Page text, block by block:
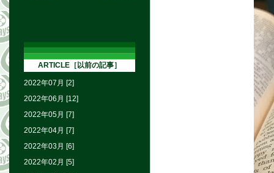
ARTICLE［以前の記事］
2022年07月 [2]
2022年06月 [12]
2022年05月 [7]
2022年04月 [7]
2022年03月 [6]
2022年02月 [5]